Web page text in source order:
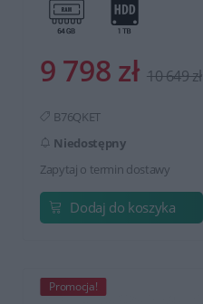
9 798 zł 10 649 zł
B76QKET
Niedostępny
Zapytaj o termin dostawy
Dodaj do koszyka
Promocja!